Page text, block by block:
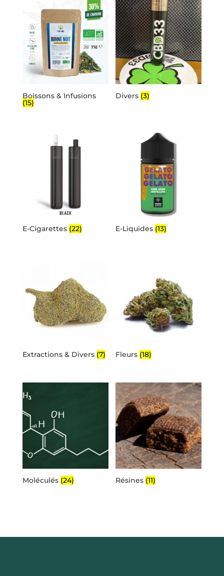
Boissons & Infusions
(15)
Divers (3)
E-Cigarettes (22) E-Liquides (13)
Extractions & Divers (7) Fleurs (18)
Moléculés (24) Résines (11)